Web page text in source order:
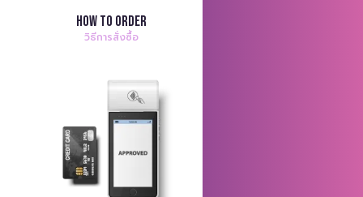
How to order
วิธีการสั่งซื้อ